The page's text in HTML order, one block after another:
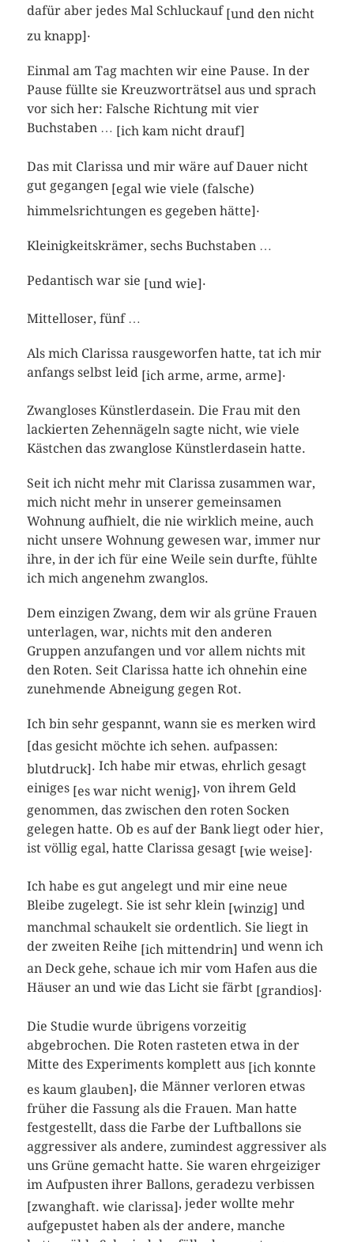
dafür aber jedes Mal Schluckauf [und den nicht
zu knapp] .
Einmal am Tag machten wir eine Pause. In der
Pause füllte sie Kreuzworträtsel aus und sprach
vor sich her: Falsche Richtung mit vier
Buchstaben … [ich kam nicht drauf]
Das mit Clarissa und mir wäre auf Dauer nicht
gut gegangen [egal wie viele (falsche)
himmelsrichtungen es gegeben hätte].
Kleinigkeitskrämer, sechs Buchstaben …
Pedantisch war sie [und wie].
Mittelloser, fünf …
Als mich Clarissa rausgeworfen hatte, tat ich mir
anfangs selbst leid [ich arme, arme, arme] .
Zwangloses Künstlerdasein. Die Frau mit den
lackierten Zehennägeln sagte nicht, wie viele
Kästchen das zwanglose Künstlerdasein hatte.
Seit ich nicht mehr mit Clarissa zusammen war,
mich nicht mehr in unserer gemeinsamen
Wohnung aufhielt, die nie wirklich meine, auch
nicht unsere Wohnung gewesen war, immer nur
ihre, in der ich für eine Weile sein durfte, fühlte
ich mich angenehm zwanglos.
Dem einzigen Zwang, dem wir als grüne Frauen
unterlagen, war, nichts mit den anderen
Gruppen anzufangen und vor allem nichts mit
den Roten. Seit Clarissa hatte ich ohnehin eine
zunehmende Abneigung gegen Rot.
Ich bin sehr gespannt, wann sie es merken wird
[das gesicht möchte ich sehen. aufpassen:
blutdruck]. Ich habe mir etwas, ehrlich gesagt
einiges [es war nicht wenig], von ihrem Geld
genommen, das zwischen den roten Socken
gelegen hatte. Ob es auf der Bank liegt oder hier,
ist völlig egal, hatte Clarissa gesagt [wie weise].
Ich habe es gut angelegt und mir eine neue
Bleibe zugelegt. Sie ist sehr klein [winzig] und
manchmal schaukelt sie ordentlich. Sie liegt in
der zweiten Reihe [ich mittendrin] und wenn ich
an Deck gehe, schaue ich mir vom Hafen aus die
Häuser an und wie das Licht sie färbt [grandios] .
Die Studie wurde übrigens vorzeitig
abgebrochen. Die Roten rasteten etwa in der
Mitte des Experiments komplett aus [ich konnte
es kaum glauben], die Männer verloren etwas
früher die Fassung als die Frauen. Man hatte
festgestellt, dass die Farbe der Luftballons sie
aggressiver als andere, zumindest aggressiver als
uns Grüne gemacht hatte. Sie waren ehrgeiziger
im Aufpusten ihrer Ballons, geradezu verbissen
[zwanghaft. wie clarissa] , jeder wollte mehr
aufgepustet haben als der andere, manche